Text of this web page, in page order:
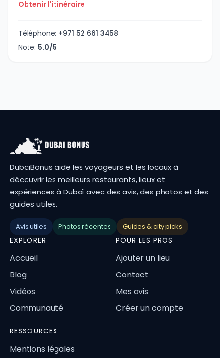
Obtenir l'itinéraire
Téléphone: +971 52 661 3458
Note: 5.0/5
DubaiBonus aide les voyageurs et les locaux à
découvrir les meilleurs restaurants, lieux et
expériences à Dubaï avec des avis, des photos et des
guides utiles.
Avis utiles Photos récentes Guides & city picks
EXPLORER
Accueil
Blog
Vidéos
Communauté
POUR LES PROS
Ajouter un lieu
Contact
Mes avis
Créer un compte
RESSOURCES
Mentions légales